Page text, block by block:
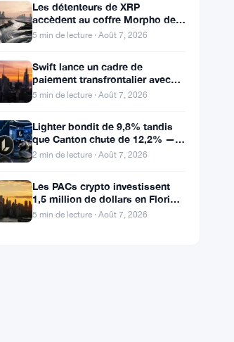
Les détenteurs de XRP
accèdent au coffre Morpho de
280 millions via FXRP pour
5 min de lecture · Août 7, 2026
Swift lance un cadre de
paiement transfrontalier avec
Bank of America et J.P. Morgan
5 min de lecture · Août 7, 2026
Lighter bondit de 9,8% tandis
que Canton chute de 12,2% —
Mouvements quotidiens du 7
2 min de lecture · Août 7, 2026
Les PACs crypto investissent
1,5 million de dollars en Floride,
Alaska et Wyoming après un
5 min de lecture · Août 7, 2026